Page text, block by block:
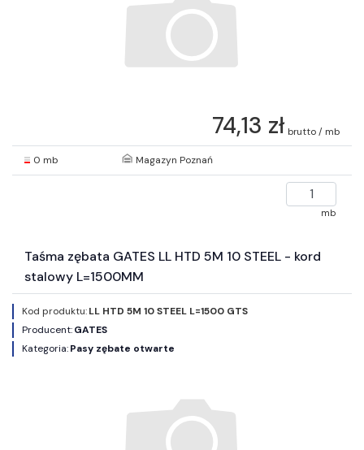
74,13 zł brutto / mb
0 mb Magazyn Poznań
mb
Taśma zębata GATES LL HTD 5M 10 STEEL - kord
stalowy L=1500MM
Kod produktu:LL HTD 5M 10 STEEL L=1500 GTS
Producent:GATES
Kategoria:Pasy zębate otwarte